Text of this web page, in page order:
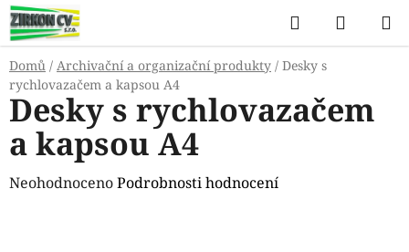
Přejít
na
obsah
Hledat
KOŠÍK
Domů / Archivační a organizační produkty / Desky s
rychlovazačem a kapsou A4
Desky s rychlovazačem
a kapsou A4
Průměrné
NeohodnocenoPodrobnosti hodnocení